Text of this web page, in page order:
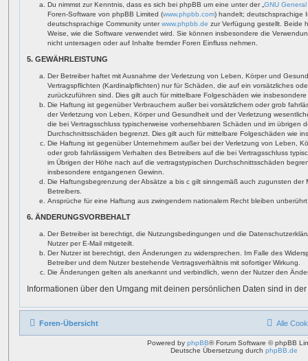
Du nimmst zur Kenntnis, dass es sich bei phpBB um eine unter der „ GNU
Foren-Software von phpBB Limited (www.phpbb.com) handelt; deutschsprachige
deutschsprachige Community unterwww.phpbb.de zur Verfügung gestellt. Beide
Weise, wie die Software verwendet wird. Sie können insbesondere die
nicht untersagen oder auf Inhalte fremder Foren Einfluss nehmen.
5. GEWÄHRLEISTUNG
Der Betreiber haftet mit Ausnahme der Verletzung von Leben, Körper und
Vertragspflichten (Kardinalpflichten) nur für Schäden, die auf ein vorsätzliches
zurückzuführen sind. Dies gilt auch für mittelbare Folgeschäden wie
Die Haftung ist gegenüber Verbrauchern außer bei vorsätzlichem oder grob
der Verletzung von Leben, Körper und Gesundheit und der Verletzung
die bei Vertragsschluss typischerweise vorhersehbaren Schäden und im übrigen
Durchschnittsschäden begrenzt. Dies gilt auch für mittelbare Folgeschäden wie
Die Haftung ist gegenüber Unternehmern außer bei der Verletzung von Leben,
oder grob fahrlässigem Verhalten des Betreibers auf die bei Vertragsschluss
im Übrigen der Höhe nach auf die vertragstypischen Durchschnittsschäden
insbesondere entgangenen Gewinn.
Die Haftungsbegrenzung der Absätze a bis c gilt sinngemäß auch zugunsten der
Betreibers.
Ansprüche für eine Haftung aus zwingendem nationalem Recht bleiben
6. ÄNDERUNGSVORBEHALT
Der Betreiber ist berechtigt, die Nutzungsbedingungen und die
Nutzer per E-Mail mitgeteilt.
Der Nutzer ist berechtigt, den Änderungen zu widersprechen. Im Falle des
Betreiber und dem Nutzer bestehende Vertragsverhältnis mit sofortiger Wirkung.
Die Änderungen gelten als anerkannt und verbindlich, wenn der Nutzer den
Informationen über den Umgang mit deinen persönlichen Daten sind in
Foren-Übersicht Alle
Powered by phpBB® Forum Software © phpBB
Deutsche Übersetzung durch phpBB.de